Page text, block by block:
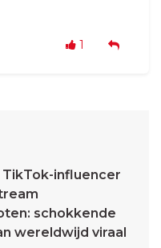
1
TikTok-influencer
schokkende
wereldwijd viraal